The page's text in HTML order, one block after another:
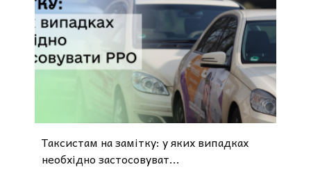
Таксистам на замітку: у яких випадках
необхідно застосовуват...